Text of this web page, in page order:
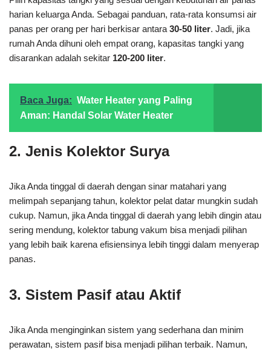
harian keluarga Anda. Sebagai panduan, rata-rata konsumsi air
panas per orang per hari berkisar antara 30-50 liter. Jadi, jika
rumah Anda dihuni oleh empat orang, kapasitas tangki yang
disarankan adalah sekitar 120-200 liter.
Baca Juga: Water Heater yang Paling
Aman: Handal Solar Water Heater
2. Jenis Kolektor Surya
Jika Anda tinggal di daerah dengan sinar matahari yang
melimpah sepanjang tahun, kolektor pelat datar mungkin sudah
cukup. Namun, jika Anda tinggal di daerah yang lebih dingin atau
sering mendung, kolektor tabung vakum bisa menjadi pilihan
yang lebih baik karena efisiensinya lebih tinggi dalam menyerap
panas.
3. Sistem Pasif atau Aktif
Jika Anda menginginkan sistem yang sederhana dan minim
perawatan, sistem pasif bisa menjadi pilihan terbaik. Namun,